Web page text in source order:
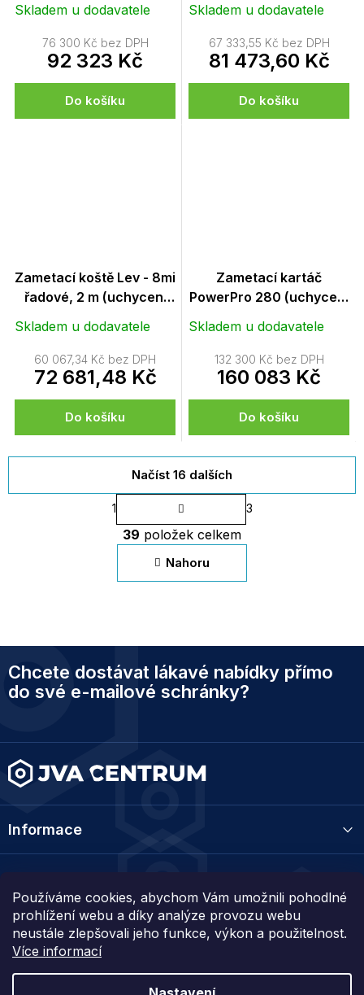
Používáme cookies, abychom Vám umožnili pohodlné
prohlížení webu a díky analýze provozu webu
neustále zlepšovali jeho funkce, výkon a použitelnost.
Více informací
vysokozdvižné vozíky)
Skladem u dodavatele
76 300 Kč bez DPH
92 323 Kč
Do košíku
vysokozdvižné vozíky)
Skladem u dodavatele
67 333,55 Kč bez DPH
81 473,60 Kč
Do košíku
Zametací koště Lev - 8mi
řadové, 2 m (uchycení
vysokozdvižné vozíky)
Skladem u dodavatele
60 067,34 Kč bez DPH
72 681,48 Kč
Do košíku
Zametací kartáč
PowerPro 280 (uchycení
manipulátory)
Skladem u dodavatele
132 300 Kč bez DPH
160 083 Kč
Do košíku
O
v
l
á
d
p
r
v
k
ý
i
u
Načíst 16 dalších
S
t
r
á
n
k
o
1 3
39 položek celkem
Nahoru
p
í
Chcete dostávat lákavé nabídky přímo
do své e-mailové schránky?
Informace
Kontakt